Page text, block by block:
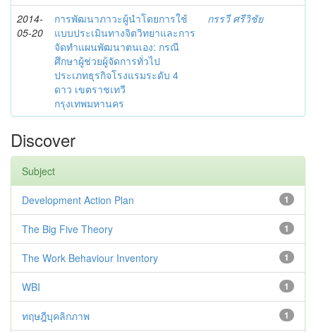
2014-
05-20
การพัฒนาภาวะผู้นำโดยการใช้
แบบประเมินทางจิตวิทยาและการ
จัดทำแผนพัฒนาตนเอง: กรณี
ศึกษาผู้ช่วยผู้จัดการทั่วไป
ประเภทธุรกิจโรงแรมระดับ 4
ดาว เขตราชเทวี
กรุงเทพมหานคร
กรรวี ศรีวิชัย
Discover
Subject
1
Development Action Plan
1
The Big Five Theory
1
The Work Behaviour Inventory
1
WBI
1
ทฤษฎีบุคลิกภาพ